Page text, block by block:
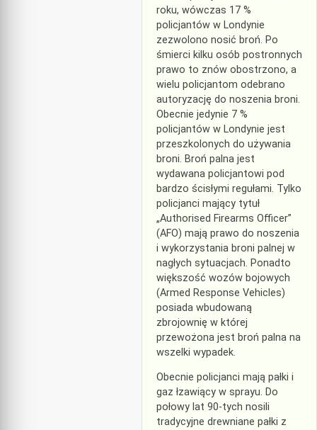
roku, wówczas 17 %
policjantów w Londynie
zezwolono nosić broń. Po
śmierci kilku osób postronnych
prawo to znów obostrzono, a
wielu policjantom odebrano
autoryzację do noszenia broni.
Obecnie jedynie 7 %
policjantów w Londynie jest
przeszkolonych do używania
broni. Broń palna jest
wydawana policjantowi pod
bardzo ścisłymi regułami. Tylko
policjanci mający tytuł
„Authorised Firearms Officer”
(AFO) mają prawo do noszenia
i wykorzystania broni palnej w
nagłych sytuacjach. Ponadto
większość wozów bojowych
(Armed Response Vehicles)
posiada wbudowaną
zbrojownię w której
przewożona jest broń palna na
wszelki wypadek.
Obecnie policjanci mają pałki i
gaz łzawiący w sprayu. Do
połowy lat 90-tych nosili
tradycyjne drewniane pałki z